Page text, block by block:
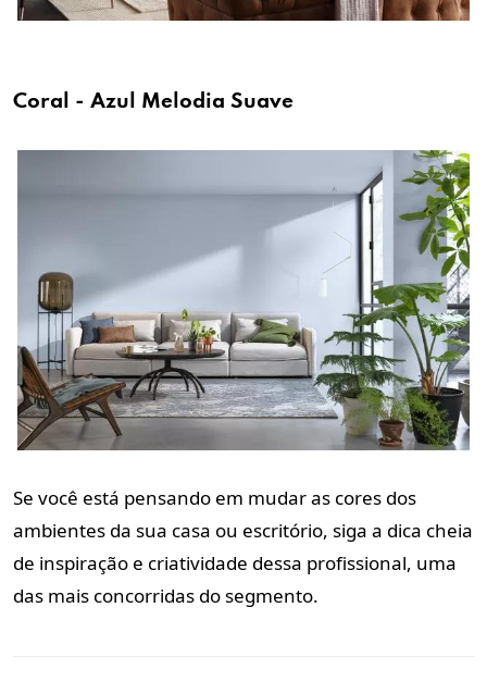
Coral - Azul Melodia Suave
Se você está pensando em mudar as cores dos
ambientes da sua casa ou escritório, siga a dica cheia
de inspiração e criatividade dessa profissional, uma
das mais concorridas do segmento.